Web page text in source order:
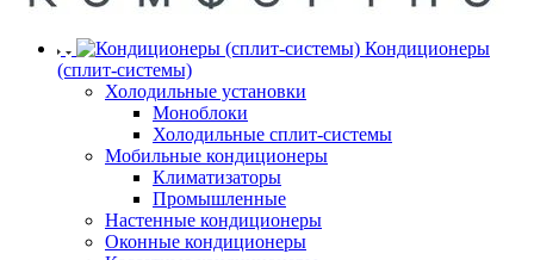
Кондиционеры
(сплит-системы)
Холодильные установки
Моноблоки
Холодильные сплит-системы
Мобильные кондиционеры
Климатизаторы
Промышленные
Настенные кондиционеры
Оконные кондиционеры